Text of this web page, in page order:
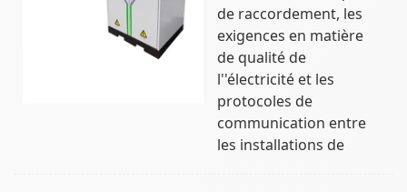
de raccordement, les
exigences en matière
de qualité de
l''électricité et les
protocoles de
communication entre
les installations de